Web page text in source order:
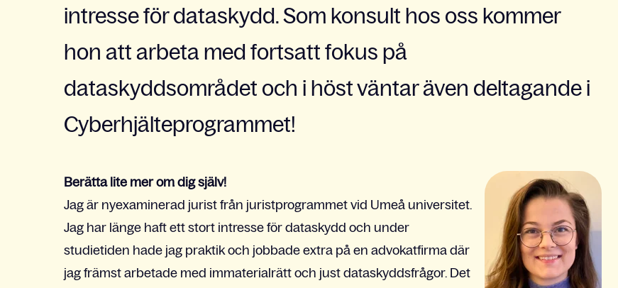
intresse för dataskydd. Som konsult hos oss kommer
hon att arbeta med fortsatt fokus på
dataskyddsområdet och i höst väntar även deltagande i
Cyberhjälteprogrammet!
Berätta lite mer om dig själv!
Jag är nyexaminerad jurist från juristprogrammet vid Umeå universitet.
Jag har länge haft ett stort intresse för dataskydd och under
studietiden hade jag praktik och jobbade extra på en advokatfirma där
jag främst arbetade med immaterialrätt och just dataskyddsfrågor. Det